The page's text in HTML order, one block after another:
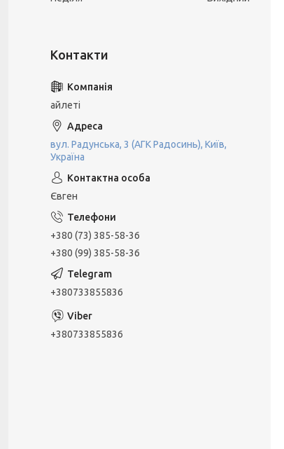
айлеті
вул. Радунська, 3 (АГК Радосинь), Київ,
Україна
Євген
+380 (73) 385-58-36
+380 (99) 385-58-36
+380733855836
+380733855836